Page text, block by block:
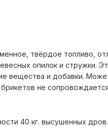
твёрдое топливо,
опилок и стружки.
вещества и добавки.
не
40 кг. высушенных дров.